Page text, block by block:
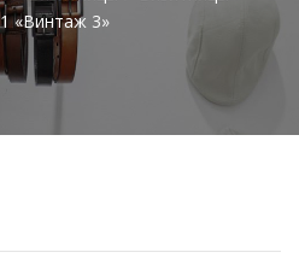
«Винтаж 3»